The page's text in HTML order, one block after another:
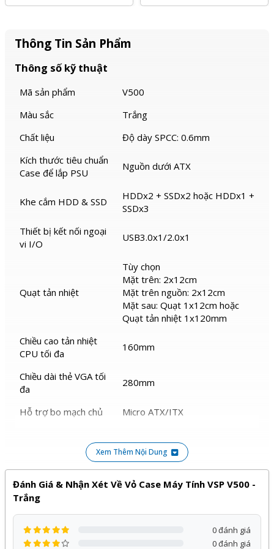
Thông Tin Sản Phẩm
Thông số kỹ thuật
Mã sản phẩm
V500
Màu sắc
Trắng
Chất liệu
Độ dày SPCC: 0.6mm
Kích thước tiêu chuẩn
Case để lắp PSU
Nguồn dưới ATX
Khe cắm HDD & SSD
HDDx2 + SSDx2 hoặc HDDx1 +
SSDx3
Thiết bị kết nối ngoại
vi I/O
USB3.0x1/2.0x1
Quạt tản nhiệt
Tùy chọn
Mặt trên: 2x12cm
Mặt trên nguồn: 2x12cm
Mặt sau: Quạt 1x12cm hoặc
Quạt tản nhiệt 1x120mm
Chiều cao tản nhiệt
CPU tối đa
160mm
Chiều dài thẻ VGA tối
đa
280mm
Hỗ trợ bo mạch chủ Micro ATX/ITX
Kích thước vỏ case
L290xW185xH385mm
KT bao bì:
L435xW225xH342mm
Sản phẩm
hãng, giá tốt và bảo hành
, đi kèm với nhiều
Xem Thêm Nội Dung
Đánh Giá & Nhận Xét Về Vỏ Case Máy Tính VSP V500 -
Trắng
0 đánh giá
0 đánh giá